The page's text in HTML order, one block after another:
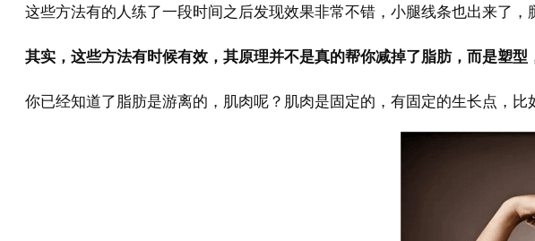
这些方法有的人练了一段时间之后发现效果非常不错，小腿线条也出来了
其实，这些方法有时候有效，其原理并不是真的帮你减掉了脂肪，而是塑型
你已经知道了脂肪是游离的，肌肉呢？肌肉是固定的，有固定的生长点，